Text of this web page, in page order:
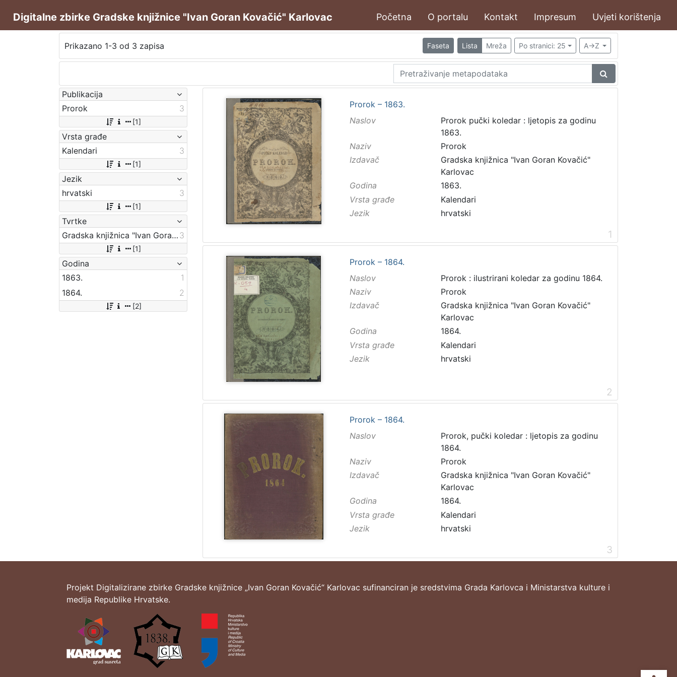
Digitalne zbirke Gradske knjižnice "Ivan Goran Kovačić" Karlovac Početna O portalu Kontakt Impresum Uvjeti korištenja
Prikazano 1-3 od 3 zapisa Faseta Lista Mreža Po stranici: 25 A->Z
Publikacija
Prorok
3
[1]
Vrsta građe
Kalendari
3
[1]
Jezik
hrvatski
3
[1]
Tvrtke
Gradska knjižnica "Ivan Goran Kovačić" Karlovac 3
[1]
Godina
1863.
1
1864.
2
[2]
Prorok – 1863.
Naslov
Prorok pučki koledar : ljetopis za godinu
1863.
Naziv
Prorok
Izdavač
Gradska knjižnica "Ivan Goran Kovačić"
Karlovac
Godina
1863.
Vrsta građe
Kalendari
Jezik
hrvatski
1
Prorok – 1864.
Naslov
Prorok : ilustrirani koledar za godinu 1864.
Naziv
Prorok
Izdavač
Gradska knjižnica "Ivan Goran Kovačić"
Karlovac
Godina
1864.
Vrsta građe
Kalendari
Jezik
hrvatski
2
Prorok – 1864.
Naslov
Prorok, pučki koledar : ljetopis za godinu
1864.
Naziv
Prorok
Izdavač
Gradska knjižnica "Ivan Goran Kovačić"
Karlovac
Godina
1864.
Vrsta građe
Kalendari
Jezik
hrvatski
3
Projekt Digitalizirane zbirke Gradske knjižnice „Ivan Goran Kovačić“ Karlovac sufinanciran je sredstvima Grada Karlovca i Ministarstva kulture i
medija Republike Hrvatske.